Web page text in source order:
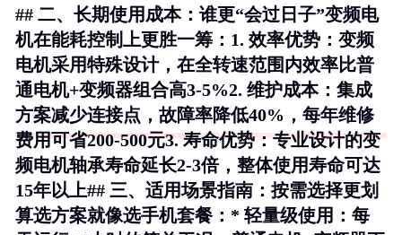
## 二、长期使用成本：谁更“会过日子”变频电
机在能耗控制上更胜一筹：1. 效率优势 ：变频
电机采用特殊设计，在全转速范围内效率比普
通电机+变频器组合高3-5%2. 维护成本：集成
方案减少连接点，故障率降低40%，每年维修
费用可省200-500元3.寿命优势：专业设计的变
频电机轴承寿命延长2-3倍，整体使用寿命可达
15年以上## 三、适用场景指南：按需选择更划
算选方案就像选手机套餐：* 轻量级使用 ：每